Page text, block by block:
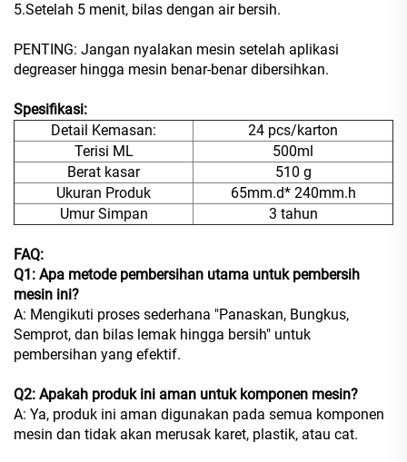
5.Setelah 5 menit, bilas dengan air bersih.
PENTING: Jangan nyalakan mesin setelah aplikasi
degreaser hingga mesin benar-benar dibersihkan.
Spesifikasi:
Detail Kemasan:
24 pcs/karton
Terisi ML
500ml
Berat kasar
510 g
Ukuran Produk
65mm.d* 240mm.h
Umur Simpan
3 tahun
FAQ:
Q1: Apa metode pembersihan utama untuk pembersih
mesin ini?
A: Mengikuti proses sederhana "Panaskan, Bungkus,
Semprot, dan bilas lemak hingga bersih" untuk
pembersihan yang efektif.
Q2: Apakah produk ini aman untuk komponen mesin?
A: Ya, produk ini aman digunakan pada semua komponen
mesin dan tidak akan merusak karet, plastik, atau cat.